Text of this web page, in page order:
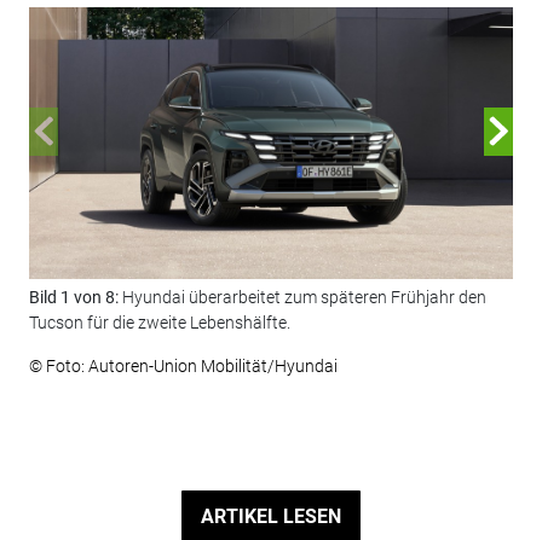
Bild 1 von 8: Hyundai überarbeitet zum späteren Frühjahr den
Tucson für die zweite Lebenshälfte.
© Foto: Autoren-Union Mobilität/Hyundai
ARTIKEL LESEN